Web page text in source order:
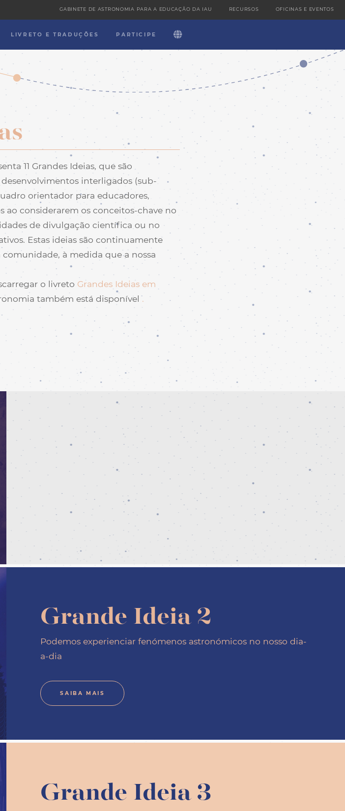
GABINETE DE ASTRONOMIA PARA A EDUCAÇÃO DA IAU RECURSOS OFICINAS E EVENTOS
LIVRETO E TRADUÇÕES PARTICIPE
11 Grandes Ideias, que são
interligados (sub-
orientador para educadores,
ao considerarem os conceitos-chave no
de divulgação científica ou no
Estas ideias são continuamente
à medida que a nossa
o livreto Grandes Ideias em
também está disponível.
SAIBA MAIS
Grande Ideia 2
Podemos experienciar fenómenos astronómicos no nosso dia-
a-dia
SAIBA MAIS
Grande Ideia 3